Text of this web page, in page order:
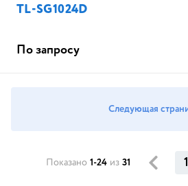
TL-SG1024D
По запросу
Следующая
Показано 1-24 из 31 1